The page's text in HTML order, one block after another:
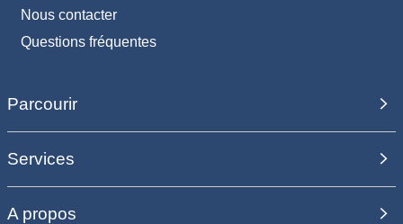
Nous contacter
Questions fréquentes
Parcourir
Services
A propos